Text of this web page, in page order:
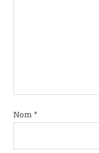
Nom*